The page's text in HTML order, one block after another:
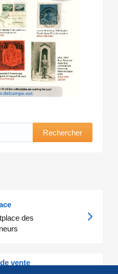
Rechercher
des
vente